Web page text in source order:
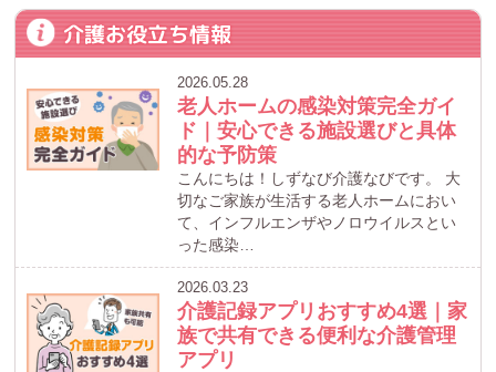
介護お役立ち情報
2026.05.28
老人ホームの感染対策完全ガイ
ド｜安心できる施設選びと具体
的な予防策
こんにちは！しずなび介護なびです。 大
切なご家族が生活する老人ホームにおい
て、インフルエンザやノロウイルスとい
った感染…
2026.03.23
介護記録アプリおすすめ4選｜家
族で共有できる便利な介護管理
アプリ